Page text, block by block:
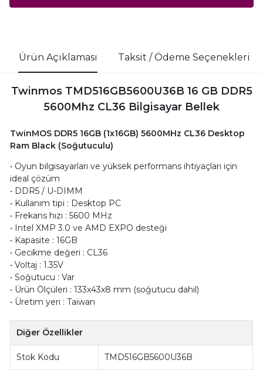
Ürün Açıklaması Taksit / Ödeme Seçenekleri
Twinmos TMD516GB5600U36B 16 GB DDR5
5600Mhz CL36 Bilgisayar Bellek
TwinMOS DDR5 16GB (1x16GB) 5600MHz CL36 Desktop
Ram Black (Soğutuculu)
• Oyun bilgisayarları ve yüksek performans ihtiyaçları için
ideal çözüm
• DDR5 / U-DIMM
• Kullanım tipi : Desktop PC
• Frekans hızı : 5600 MHz
• Intel XMP 3.0 ve AMD EXPO desteği
• Kapasite : 16GB
• Gecikme değeri : CL36
• Voltaj : 1.35V
• Soğutucu : Var
• Ürün Ölçüleri : 133x43x8 mm (soğutucu dahil)
• Üretim yeri : Taiwan
Diğer Özellikler
Stok Kodu TMD516GB5600U36B